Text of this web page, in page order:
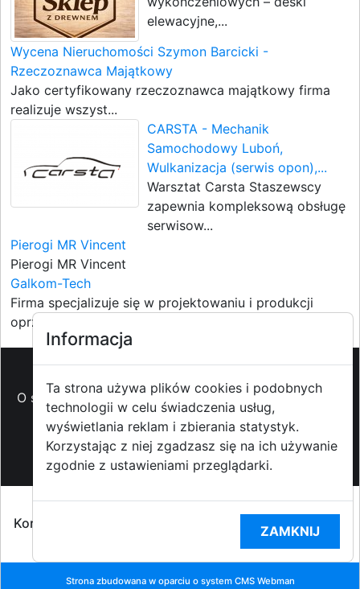
elewacyjne,...
Wycena Nieruchomości Szymon Barcicki -
Rzeczoznawca Majątkowy
Jako certyfikowany rzeczoznawca majątkowy firma
realizuje wszyst...
CARSTA - Mechanik
Samochodowy Luboń,
Wulkanizacja (serwis opon),...
Warsztat Carsta Staszewscy
zapewnia kompleksową obsługę
serwisow...
Pierogi MR Vincent
Pierogi MR Vincent
Galkom-Tech
Firma specjalizuje się w projektowaniu i produkcji
oprzyrządowan...
O strzyzowiak.pl-Reklama-Pomoc (FAQ)-Patronat
medialny - Prawa autorskie- Redakcja i
kontakt -Współpraca z mediami
Copyright ©2009-2014 strzyzowiak.pl,
Korzystanie z Portalu oznacza akceptacjąRegulaminu
Polityką prywatności RODO
Strona zbudowana w oparciu o system CMS Webman
Informacja
Ta strona używa plików cookies i podobnych
technologii w celu świadczenia usług,
wyświetlania reklam i zbierania statystyk.
Korzystając z niej zgadzasz się na ich używanie
zgodnie z ustawieniami przeglądarki.
ZAMKNIJ